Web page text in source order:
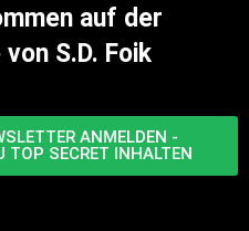
auf der
S.D. Foik
ANMELDEN -
TOP SECRET INHALTEN